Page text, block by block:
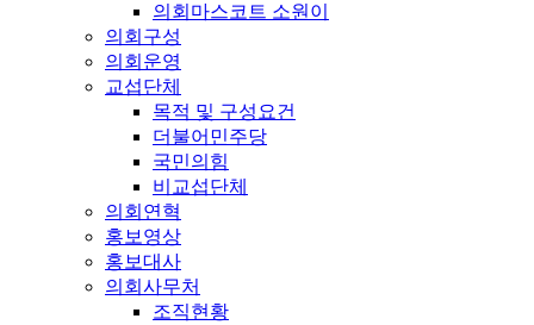
의회마스코트 소원이
의회구성
의회운영
교섭단체
목적 및 구성요건
더불어민주당
국민의힘
비교섭단체
의회연혁
홍보영상
홍보대사
의회사무처
조직현황